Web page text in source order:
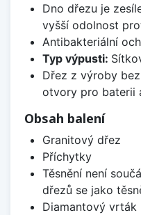
Dno dřezu je
vyšší odolnost
Antibakteriální
Typ výpusti:
Dřez z výroby
otvory pro baterii
Obsah balení
Granitový dřez
Příchytky
Těsnění není
dřezů se jako
Diamantový vrták